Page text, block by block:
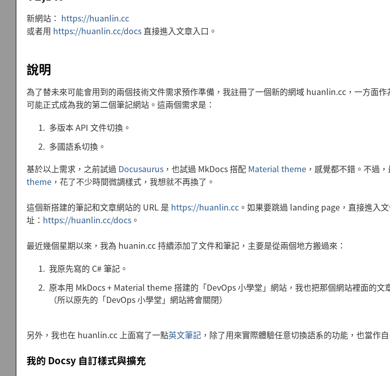
新網站： https://huanlin.cc
或者用 https://huanlin.cc/docs直接進入文章入口 。
說明
為了替未來可能會用到的兩個技術文件需求預作準備，我註冊了一個新的網域 huanlin.cc，一方面
可能正式成為我的第二個筆記網站。這兩個需求是：
多版本 API 文件切換。
多國語系切換。
基於以上需求，之前試過 Docusaurus，也試過 MkDocs 搭配 Material theme，感覺都不錯。不過
theme，花了不少時間微調樣式，我想就不再換了。
這個新搭建的筆記和文章網站的 URL 是 https://huanlin.cc。如果要跳過 landing page，直接進入
址： https://huanlin.cc/docs。
最近幾個星期以來，我為 huanin.cc 持續添加了文件和筆記，主要是從兩個地方搬過來：
我原先寫的 C# 筆記。
原本用 MkDocs + Material theme 搭建的「DevOps 小學堂」網站，我也把那個網站裡面的文
（所以原先的「DevOps 小學堂」網站將會關閉）
另外，我也在 huanlin.cc 上面寫了一點英文筆記，除了用來實際體驗任意切換語系的功能，也當作
我的 Docsy 自訂樣式與擴充